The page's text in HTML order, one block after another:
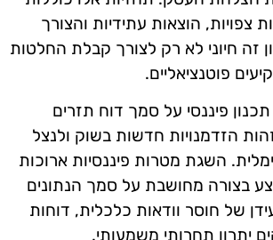
צפויות, הוצאות עתידיות והצורך
זה חיוני לא רק לצורך קבלת החלטות
פוטנציאליים.
פיננסי על סמך דוח תזרים
הזדמנויות חדשות בשוק ולנצל
השגת מטרות פיננסיות ארוכות
בצורה מחושבת על סמך הנתונים
של חוסר וודאות כלכלית, דוחות
יתרון תחרותי משמעותי.